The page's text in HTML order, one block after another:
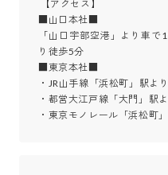
■山口本社■
「山口宇部空港」より車
り徒歩5分
■東京本社■
・JR山手線「浜松町」駅よ
・都営大江戸線「大門」駅
・東京モノレール「浜松町